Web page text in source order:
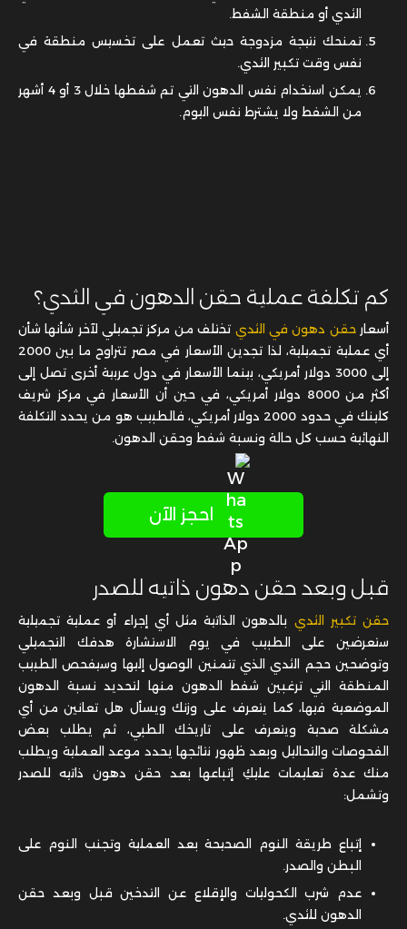
الثدي أو منطقة الشفط.
تمنحك نتيجة مزدوجة حيث تعمل على تخسيس منطقة في
نفس وقت تكبير الثدي.
يمكن استخدام نفس الدهون التي تم شفطها خلال 3 أو 4 أشهر
من الشفط ولا يشترط نفس اليوم.
كم تكلفة عملية حقن الدهون في الثدي؟
أسعارحقن دهون في الثدي تختلف من مركز تجميلي لآخر شأنها شأن
أي عملية تجميلية، لذا تجدين الأسعار في مصر تتراوح ما بين 2000
إلى 3000 دولار أمريكي، بينما الأسعار في دول عربية أخرى تصل إلى
أكثر من 8000 دولار أمريكي، في حين أن الأسعار في مركز شريف
كلينك في حدود 2000 دولار أمريكي، فالطبيب هو من يحدد التكلفة
النهائية حسب كل حالة ونسبة شفط وحقن الدهون.
احجز الآن
قبل وبعد حقن دهون ذاتيه للصدر
حقن تكبير الثدي بالدهون الذاتية مثل أي إجراء أو عملية تجميلية
ستعرضين على الطبيب في يوم الاستشارة هدفك التجميلي
وتوضحين حجم الثدي الذي تتمنين الوصول إليها وسيفحص الطبيب
المنطقة التي ترغبين شفط الدهون منها لتحديد نسبة الدهون
الموضعية فيها، كما يتعرف على وزنك ويسأل هل تعانين من أي
مشكلة صحية ويتعرف على تاريخك الطبي، ثم يطلب بعض
الفحوصات والتحاليل وبعد ظهور نتائجها يحدد موعد العملية ويطلب
منك عدة تعليمات عليكِ إتباعها بعد حقن دهون ذاتيه للصدر
وتشمل:
إتباع طريقة النوم الصحيحة بعد العملية وتجنب النوم على
البطن والصدر.
عدم شرب الكحوليات والإقلاع عن التدخين قبل وبعد حقن
الدهون للثدي.